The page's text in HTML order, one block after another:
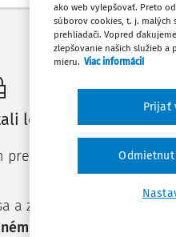
Máte predplatné?
len začiatok...
pre predplatiteľov.
a získajte
obsahu na 10 dní.
ako web vylepšovať. Preto
súborov cookies, t. j. malých
prehliadači. Vopred
zlepšovanie našich služieb a
mieru. Viac informácií
Prijať